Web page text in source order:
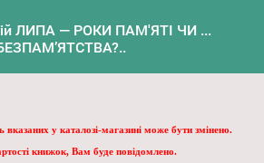
ЛИПА — РОКИ ПАМ'ЯТІ ЧИ ...
вказаних у каталозі-магазині може бути змінено.
книжок, Вам буде повідомлено.